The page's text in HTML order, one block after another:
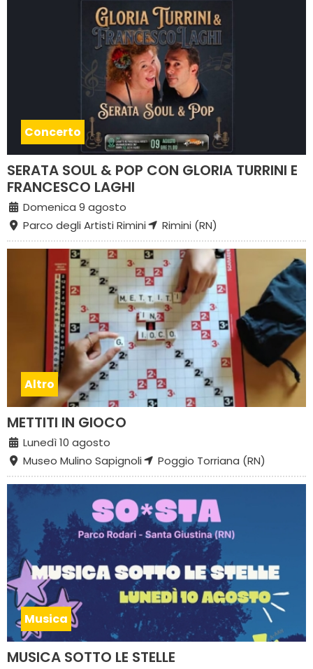
Concerto
SERATA SOUL & POP CON GLORIA TURRINI E
FRANCESCO LAGHI
Domenica 9 agosto
Parco degli Artisti Rimini
Rimini (RN)
Altro
METTITI IN GIOCO
Lunedì 10 agosto
Museo Mulino Sapignoli
Poggio Torriana (RN)
Musica
MUSICA SOTTO LE STELLE